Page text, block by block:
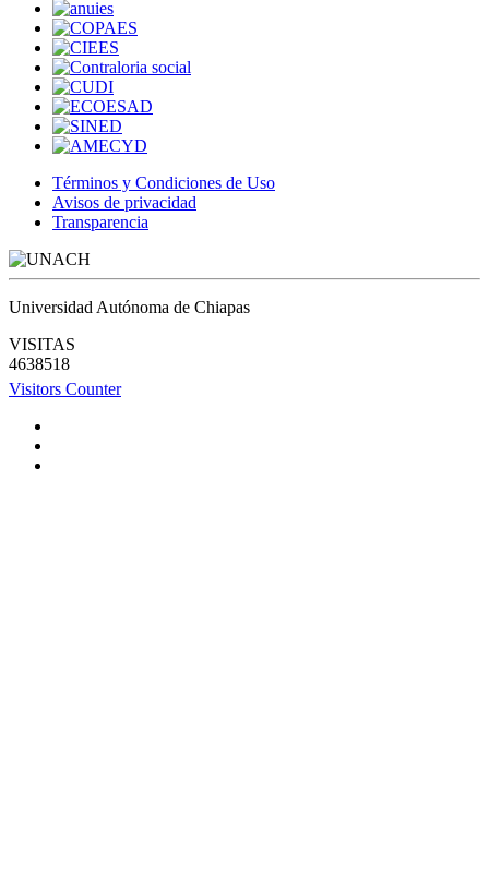
Términos y Condiciones de Uso
Avisos de privacidad
Transparencia
Universidad Autónoma de Chiapas
VISITAS
4638518
Visitors Counter